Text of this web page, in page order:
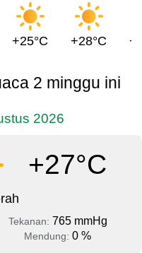
+25°C +28°C
2 minggu ini
2026
+27°C
Tekanan: 765 mmHg
Mendung: 0 %